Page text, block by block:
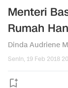
Menteri
Rumah
Dinda Audriene
Senin, 19 Feb 2018